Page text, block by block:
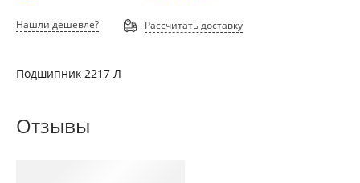
Нашли дешевле? Рассчитать доставку
Подшипник 2217 Л
Отзывы